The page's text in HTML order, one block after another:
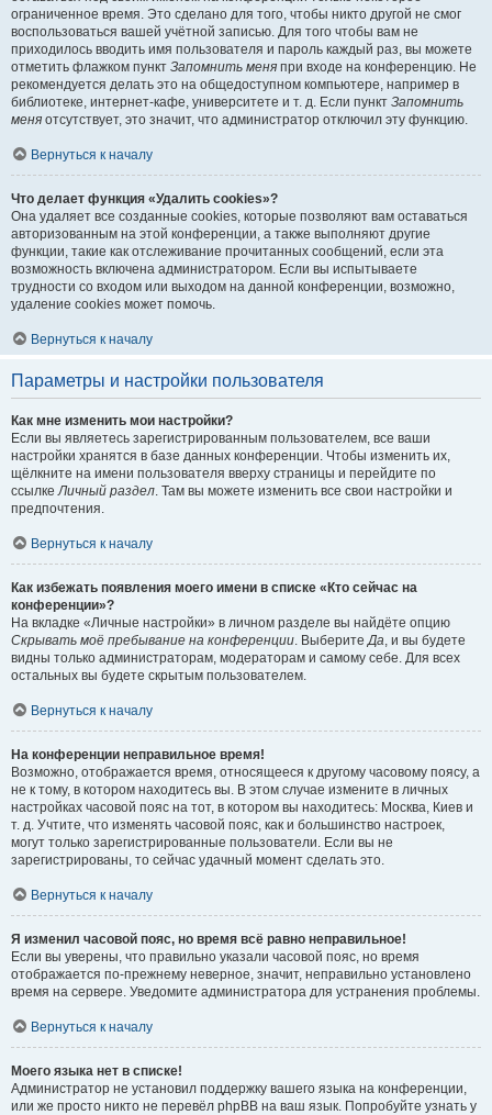
ограниченное время. Это сделано для того, чтобы никто другой не смог
воспользоваться вашей учётной записью. Для того чтобы вам не
приходилось вводить имя пользователя и пароль каждый раз, вы можете
отметить флажком пункт Запомнить меня при входе на конференцию. Не
рекомендуется делать это на общедоступном компьютере, например в
библиотеке, интернет-кафе, университете и т. д. Если пункт Запомнить
меня отсутствует, это значит, что администратор отключил эту функцию.
Вернуться к началу
Что делает функция «Удалить cookies»?
Она удаляет все созданные cookies, которые позволяют вам оставаться
авторизованным на этой конференции, а также выполняют другие
функции, такие как отслеживание прочитанных сообщений, если эта
возможность включена администратором. Если вы испытываете
трудности со входом или выходом на данной конференции, возможно,
удаление cookies может помочь.
Вернуться к началу
Параметры и настройки пользователя
Как мне изменить мои настройки?
Если вы являетесь зарегистрированным пользователем, все ваши
настройки хранятся в базе данных конференции. Чтобы изменить их,
щёлкните на имени пользователя вверху страницы и перейдите по
ссылкеЛичный раздел. Там вы можете изменить все свои настройки и
предпочтения.
Вернуться к началу
Как избежать появления моего имени в списке «Кто сейчас на
конференции»?
На вкладке «Личные настройки» в личном разделе вы найдёте опцию
Скрывать моё пребывание на конференции. ВыберитеДа, и вы будете
видны только администраторам, модераторам и самому себе. Для всех
остальных вы будете скрытым пользователем.
Вернуться к началу
На конференции неправильное время!
Возможно, отображается время, относящееся к другому часовому поясу, а
не к тому, в котором находитесь вы. В этом случае измените в личных
настройках часовой пояс на тот, в котором вы находитесь: Москва, Киев и
т. д. Учтите, что изменять часовой пояс, как и большинство настроек,
могут только зарегистрированные пользователи. Если вы не
зарегистрированы, то сейчас удачный момент сделать это.
Вернуться к началу
Я изменил часовой пояс, но время всё равно неправильное!
Если вы уверены, что правильно указали часовой пояс, но время
отображается по-прежнему неверное, значит, неправильно установлено
время на сервере. Уведомите администратора для устранения проблемы.
Вернуться к началу
Моего языка нет в списке!
Администратор не установил поддержку вашего языка на конференции,
или же просто никто не перевёл phpBB на ваш язык. Попробуйте узнать у